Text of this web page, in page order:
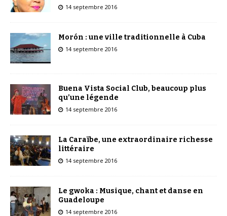
14 septembre 2016
Morón : une ville traditionnelle à Cuba
14 septembre 2016
Buena Vista Social Club, beaucoup plus
qu’une légende
14 septembre 2016
La Caraïbe, une extraordinaire richesse
littéraire
14 septembre 2016
Le gwoka : Musique, chant et danse en
Guadeloupe
14 septembre 2016